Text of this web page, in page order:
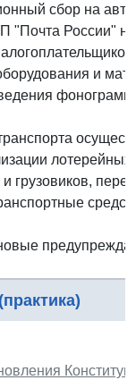
сбор на
России"
и
лотерейных
грузовиков,